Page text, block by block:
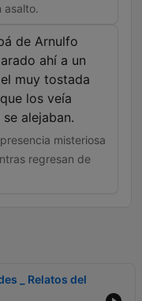
asalto.
de Arnulfo
ahí a un
muy tostada
los veía
alejaban.
misteriosa
regresan de
_ Relatos del